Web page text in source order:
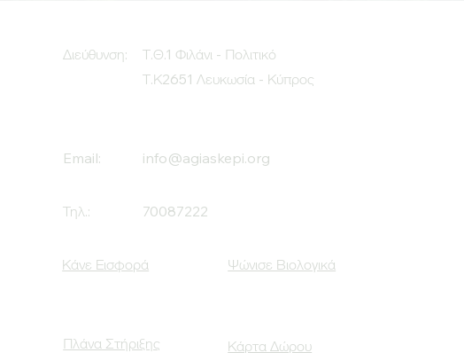
Διεύθυνση:
Τ.Θ.1 Φιλάνι - Πολιτικό
Τ.Κ2651 Λευκωσία - Κύπρος
Email: info@agiaskepi.org
Τηλ.: 70087222
Κάνε Εισφορά Ψώνισε Βιολογικά
Πλάνα Στήριξης Κάρτα Δώρου